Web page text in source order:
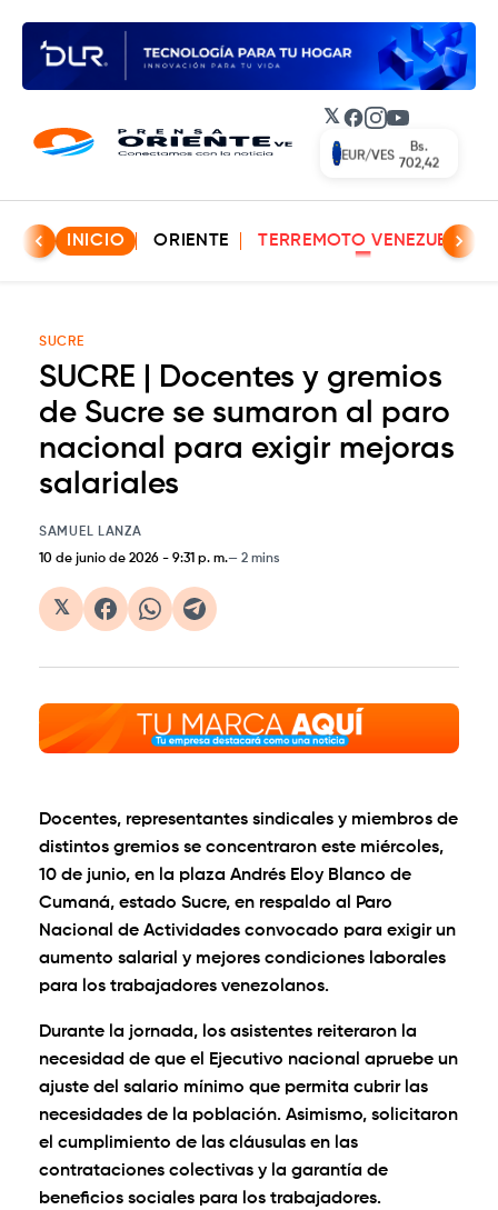
𝕏 Facebook
Instagram
YouTube
EUR/VES
Bs.
702,42
INICIO ORIENTE TERREMOTO VENEZUELA
SUCRE
SUCRE | Docentes y gremios
de Sucre se sumaron al paro
nacional para exigir mejoras
salariales
SAMUEL LANZA
10 de junio de 2026 - 9:31 p. m. 2 mins
𝕏
Docentes, representantes sindicales y miembros de
distintos gremios se concentraron este miércoles,
10 de junio, en la plaza Andrés Eloy Blanco de
Cumaná, estado Sucre, en respaldo al Paro
Nacional de Actividades convocado para exigir un
aumento salarial y mejores condiciones laborales
para los trabajadores venezolanos.
Durante la jornada, los asistentes reiteraron la
necesidad de que el Ejecutivo nacional apruebe un
ajuste del salario mínimo que permita cubrir las
necesidades de la población. Asimismo, solicitaron
el cumplimiento de las cláusulas en las
contrataciones colectivas y la garantía de
beneficios sociales para los trabajadores.